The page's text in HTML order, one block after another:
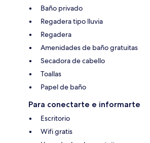
Baño privado
Regadera tipo lluvia
Regadera
Amenidades de baño gratuitas
Secadora de cabello
Toallas
Papel de baño
Para conectarte e informarte
Escritorio
Wifi gratis